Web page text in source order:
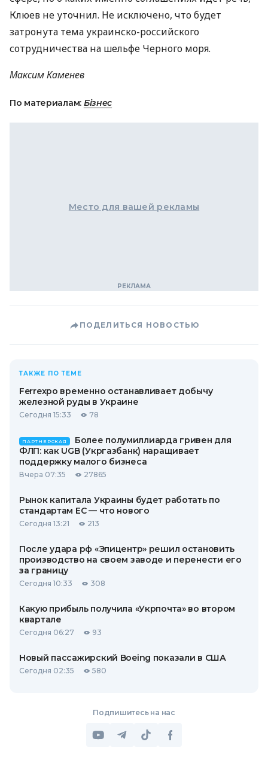
Клюев не уточнил. Не исключено, что будет
затронута тема украинско-российского
сотрудничества на шельфе Черного моря.
Максим Каменев
По материалам: Бізнес
Место для вашей рекламы
ПОДЕЛИТЬСЯ НОВОСТЬЮ
ТАКЖЕ ПО ТЕМЕ
Ferrexpo временно останавливает добычу
железной руды в Украине
Сегодня 15:33 78
ПАРТНЕРСКАЯ
Более полумиллиарда гривен для
ФЛП: как UGB (Укргазбанк) наращивает
поддержку малого бизнеса
Вчера 07:35 27865
Рынок капитала Украины будет работать по
стандартам ЕС — что нового
Сегодня 13:21 213
После удара рф «Эпицентр» решил остановить
производство на своем заводе и перенести его
за границу
Сегодня 10:33 308
Какую прибыль получила «Укрпочта» во втором
квартале
Сегодня 06:27 93
Новый пассажирский Boeing показали в США
Сегодня 02:35 580
Подпишитесь на нас